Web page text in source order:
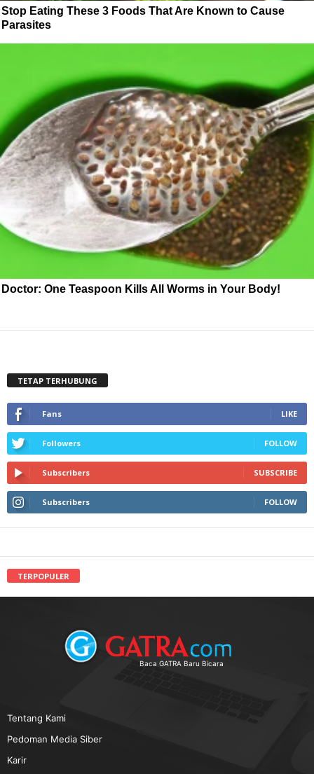
Stop Eating These 3 Foods That Are Known to Cause
Parasites
Doctor: One Teaspoon Kills All Worms in Your Body!
TETAP TERHUBUNG
Fans LIKE
Followers FOLLOW
Subscribers SUBSCRIBE
Subscribers FOLLOW